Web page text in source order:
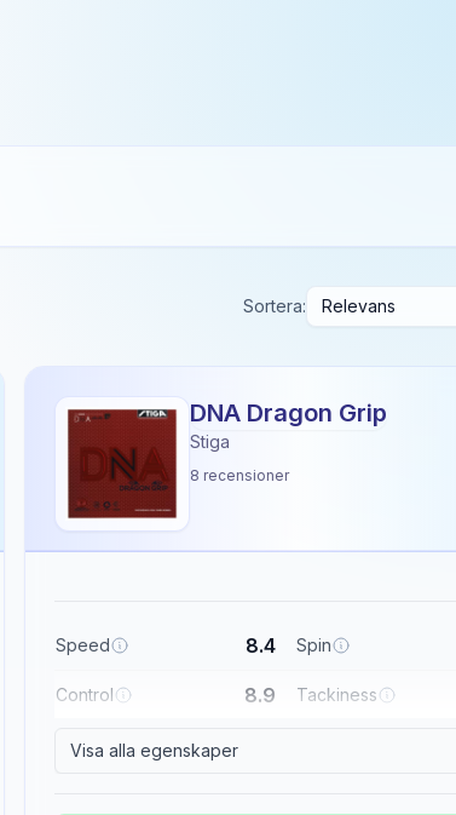
Sortera:
DNA Dragon Grip
Stiga
8 recensioner
Speed 8.4 Spin
Control 8.9 Tackiness
Visa alla egenskaper